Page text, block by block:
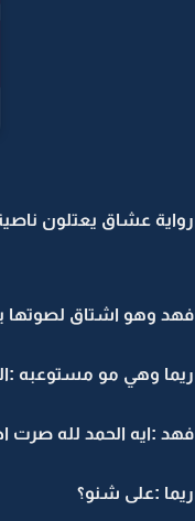
رواية عشاق يعتلون ناصية
فهد وهو اشتاق لصوتها
ريما وهي مو مستوعبه
فهد :ايه الحمد لله
ريما :على شنو؟